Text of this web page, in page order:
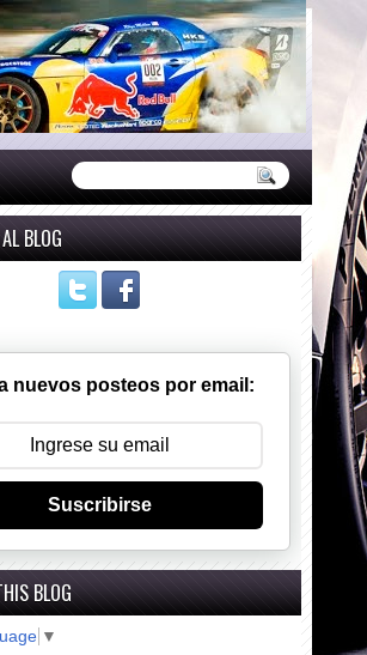
BLOG
nuevos posteos por email:
Suscribirse
BLOG
▼